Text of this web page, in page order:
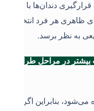
دندان‌ها با
ظاهری هر فرد انتخاب
به نظر برسد.
در مراحل طراحی
بنابراین اگر در